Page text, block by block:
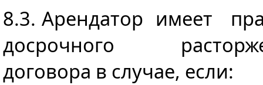
8.3. Арендатор имеет
досрочного
договора в случае, если: